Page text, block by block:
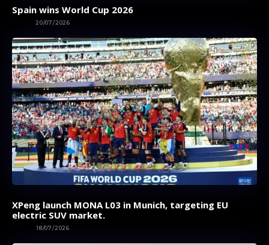
Spain wins World Cup 2026
20/07/2026
XPeng launch MONA L03 in Munich, targeting EU
electric SUV market.
18/07/2026